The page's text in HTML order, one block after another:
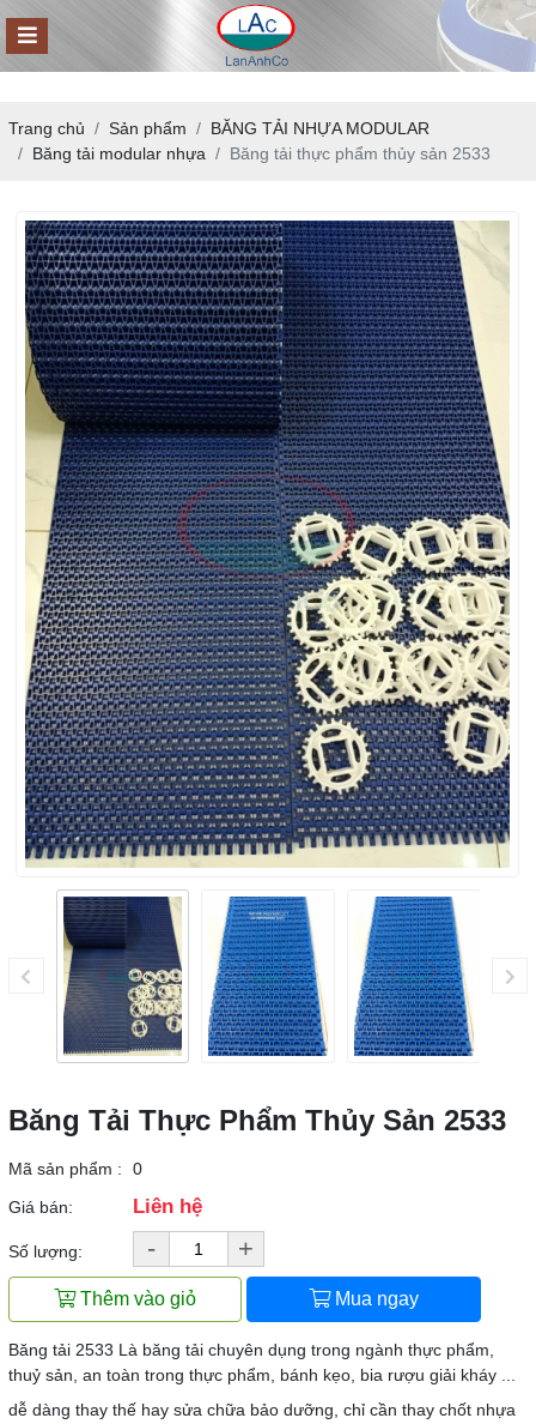
Trang chủ Sản phẩm
BĂNG TẢI NHỰA MODULAR
Băng tải modular nhựa
Băng tải thực phẩm thủy sản 2533
Băng Tải Thực Phẩm Thủy Sản 2533
Mã sản phẩm :
0
Giá bán:
Liên hệ
Số lượng: - +
Thêm vào giỏ Mua ngay
Băng tải 2533 Là băng tải chuyên dụng trong ngành thực phẩm,
thuỷ sản, an toàn trong thực phẩm, bánh kẹo, bia rượu giải kháy ...
dễ dàng thay thế hay sửa chữa bảo dưỡng, chỉ cần thay chốt nhựa